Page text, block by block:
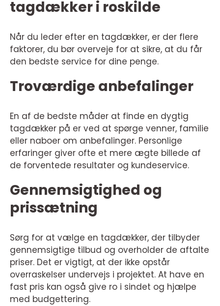
tagdækker i roskilde
Når du leder efter en tagdækker, er der flere
faktorer, du bør overveje for at sikre, at du får
den bedste service for dine penge.
Troværdige anbefalinger
En af de bedste måder at finde en dygtig
tagdækker på er ved at spørge venner, familie
eller naboer om anbefalinger. Personlige
erfaringer giver ofte et mere ægte billede af
de forventede resultater og kundeservice.
Gennemsigtighed og
prissætning
Sørg for at vælge en tagdækker, der tilbyder
gennemsigtige tilbud og overholder de aftalte
priser. Det er vigtigt, at der ikke opstår
overraskelser undervejs i projektet. At have en
fast pris kan også give ro i sindet og hjælpe
med budgettering.